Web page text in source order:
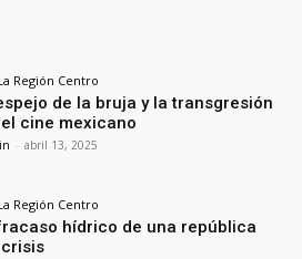
Región Centro
de la bruja y la transgresión
cine mexicano
- abril 13, 2025
Región Centro
hídrico de una república